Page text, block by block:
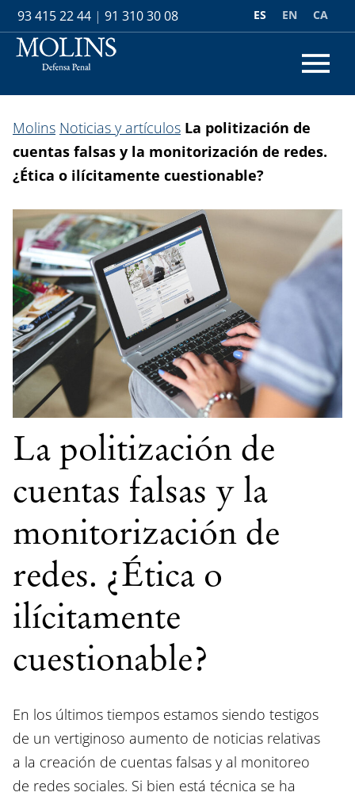
93 415 22 44 | 91 310 30 08 CA
EN
ES
Molins Noticias y artículos La politización de
cuentas falsas y la monitorización de redes.
¿Ética o ilícitamente cuestionable?
La politización de
cuentas falsas y la
monitorización de
redes. ¿Ética o
ilícitamente
cuestionable?
En los últimos tiempos estamos siendo testigos
de un vertiginoso aumento de noticias relativas
a la creación de cuentas falsas y al monitoreo
de redes sociales. Si bien está técnica se ha